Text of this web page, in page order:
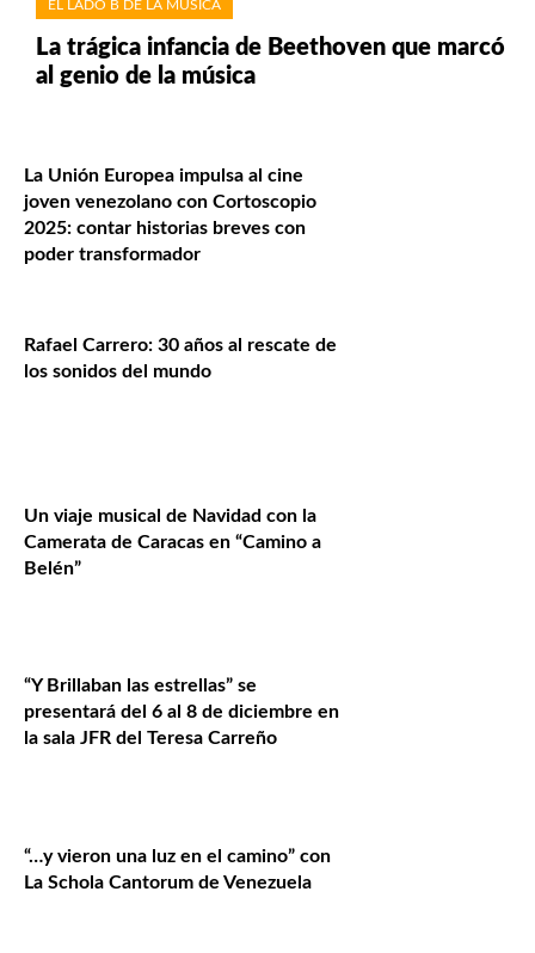
EL LADO B DE LA MÚSICA
La trágica infancia de Beethoven que marcó
al genio de la música
La Unión Europea impulsa al cine
joven venezolano con Cortoscopio
2025: contar historias breves con
poder transformador
Rafael Carrero: 30 años al rescate de
los sonidos del mundo
Un viaje musical de Navidad con la
Camerata de Caracas en “Camino a
Belén”
“Y Brillaban las estrellas” se
presentará del 6 al 8 de diciembre en
la sala JFR del Teresa Carreño
“…y vieron una luz en el camino” con
La Schola Cantorum de Venezuela